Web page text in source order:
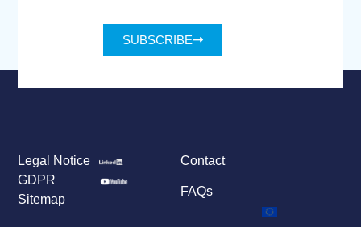
SUBSCRIBE
Contact
FAQs
Legal Notice
GDPR
Sitemap